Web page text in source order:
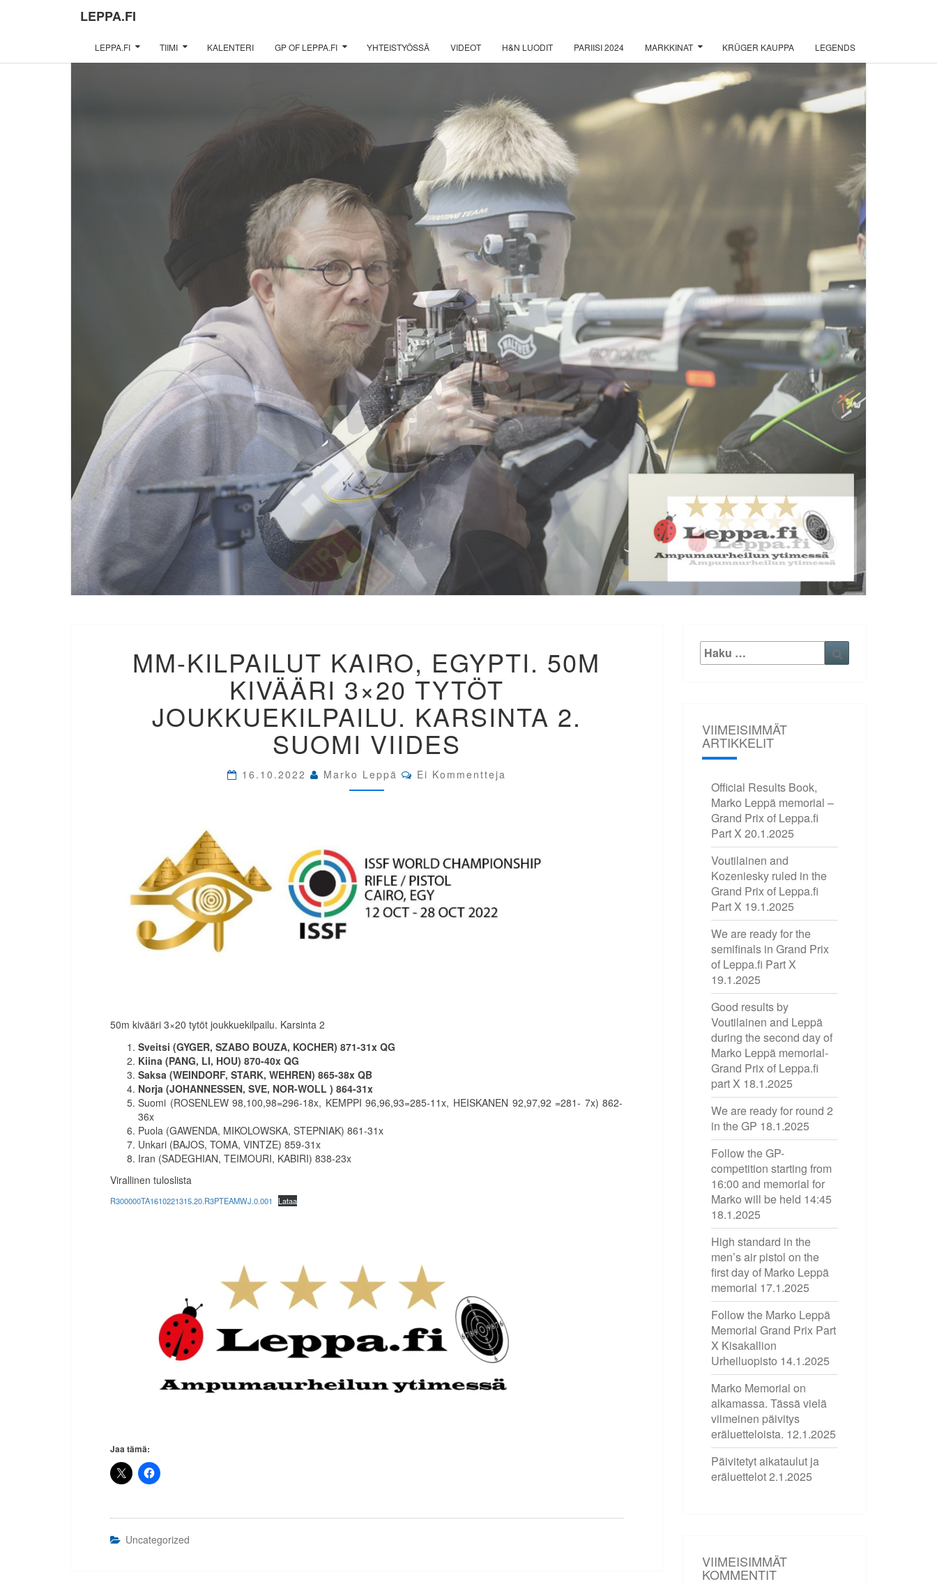
LEPPA.FI
LEPPA.FI TIIMI KALENTERI GP OF LEPPA.FI YHTEISTYÖSSÄ VIDEOT H&N LUODIT PARIISI 2024 MARKKINAT KRÜGER KAUPPA LEGENDS
KILPAILUT
KAIRO,
EGYPTI.
50M
KIVÄÄRI
3×20
TYTÖT
JOUKKUEKILPAILU.
2.
SUOMI
MM-KILPAILUT KAIRO, EGYPTI. 50M
KIVÄÄRI 3×20 TYTÖT
JOUKKUEKILPAILU. KARSINTA 2.
SUOMI VIIDES
16.10.2022 Marko Leppä Comments
Ei Kommentteja
50m kivääri 3×20 tytöt joukkuekilpailu. Karsinta 2
Sveitsi (GYGER, SZABO BOUZA, KOCHER) 871-31x QG
Kiina (PANG, LI, HOU) 870-40x QG
Saksa (WEINDORF, STARK, WEHREN) 865-38x QB
Norja (JOHANNESSEN, SVE, NOR-WOLL ) 864-31x
Suomi (ROSENLEW 98,100,98=296-18x, KEMPPI 96,96,93=285-11x, HEISKANEN 92,97,92 =281- 7x) 862-
36x
Puola (GAWENDA, MIKOLOWSKA, STEPNIAK) 861-31x
Unkari (BAJOS, TOMA, VINTZE) 859-31x
Iran (SADEGHIAN, TEIMOURI, KABIRI) 838-23x
Virallinen tuloslista
R300000TA1610221315.20.R3PTEAMWJ.0.001 Lataa
Jaa tämä:
Uncategorized
Etsi:
VIIMEISIMMÄT
ARTIKKELIT
Official Results Book,
Marko Leppä memorial –
Grand Prix of Leppa.fi
Part X 20.1.2025
Voutilainen and
Kozeniesky ruled in the
Grand Prix of Leppa.fi
Part X 19.1.2025
We are ready for the
semifinals in Grand Prix
of Leppa.fi Part X
19.1.2025
Good results by
Voutilainen and Leppä
during the second day of
Marko Leppä memorial-
Grand Prix of Leppa.fi
part X 18.1.2025
We are ready for round 2
in the GP 18.1.2025
Follow the GP-
competition starting from
16:00 and memorial for
Marko will be held 14:45
18.1.2025
High standard in the
men’s air pistol on the
first day of Marko Leppä
memorial 17.1.2025
Follow the Marko Leppä
Memorial Grand Prix Part
X Kisakallion
Urheiluopisto 14.1.2025
Marko Memorial on
alkamassa. Tässä vielä
viimeinen päivitys
eräluetteloista. 12.1.2025
Päivitetyt aikataulut ja
eräluettelot2.1.2025
VIIMEISIMMÄT
KOMMENTIT